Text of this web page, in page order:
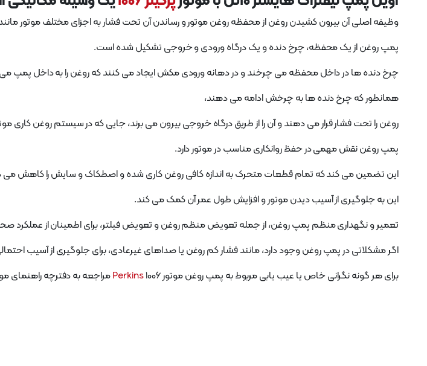
وظیفه اصلی آن بیرون کشیدن روغن از محفظه روغن موتور و رساندن آن تحت فشار به اجزای مختلف موتور
پمپ روغن از یک محفظه، چرخ دنده و یک درگاه ورودی و خروجی تشکیل شده است.
چرخ دنده ها در داخل محفظه می چرخند و در دهانه ورودی مکش ایجاد می کنند که روغن را به داخل پمپ
همانطور که چرخ دنده ها به چرخش ادامه می دهند،
روغن را تحت فشار قرار می دهند و آن را از طریق درگاه خروجی بیرون می برند، جایی که در سیستم روغن کاری
پمپ روغن نقش مهمی در حفظ روانکاری مناسب در موتور دارد.
این تضمین می کند که تمام قطعات متحرک به اندازه کافی روغن کاری شده و اصطکاک و سایش را کاهش
این به جلوگیری از آسیب دیدن موتور و افزایش طول عمر آن کمک می کند.
تعمیر و نگهداری منظم پمپ روغن، از جمله تعویض منظم روغن و تعویض فیلتر، برای اطمینان از عملکرد
اگر مشکلاتی در پمپ روغن وجود دارد، مانند فشار کم روغن یا صداهای غیرعادی، برای جلوگیری از آسیب
برای هر گونه نگرانی خاص یا عیب یابی مربوط به پمپ روغن موتور
Perkins1006 مراجعه به دفترچه راهنمای موتور یا کمک گرفتن از یک مکانیک خبره توصیه می شود.